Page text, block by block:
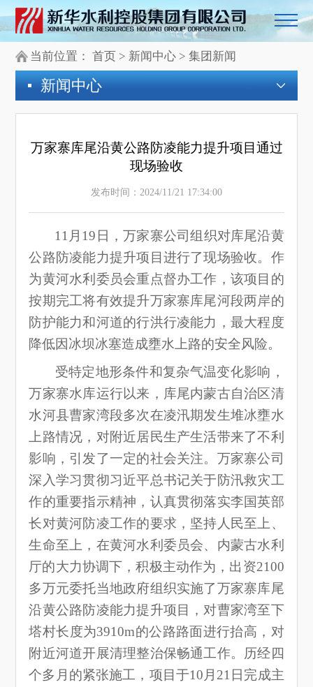
当前位置： 首页 > 新闻中心 >集团新闻
新闻中心
万家寨库尾沿黄公路防凌能力提升项目通过
现场验收
发布时间：2024/11/21 17:34:00
11月19日，万家寨公司组织对库尾沿黄
公路防凌能力提升项目进行了现场验收。作
为黄河水利委员会重点督办工作，该项目的
按期完工将有效提升万家寨库尾河段两岸的
防护能力和河道的行洪行凌能力，最大程度
降低因冰坝冰塞造成壅水上路的安全风险。
受特定地形条件和复杂气温变化影响，
万家寨水库运行以来，库尾内蒙古自治区清
水河县曹家湾段多次在凌汛期发生堆冰壅水
上路情况，对附近居民生产生活带来了不利
影响，引发了一定的社会关注。万家寨公司
深入学习贯彻习近平总书记关于防汛救灾工
作的重要指示精神，认真贯彻落实李国英部
长对黄河防凌工作的要求，坚持人民至上、
生命至上，在黄河水利委员会、内蒙古水利
厅的大力协调下，积极主动作为，出资2100
多万元委托当地政府组织实施了万家寨库尾
沿黄公路防凌能力提升项目，对曹家湾至下
塔村长度为3910m的公路路面进行抬高，对
附近河道开展清理整治保畅通工作。历经四
个多月的紧张施工，项目于10月21日完成主